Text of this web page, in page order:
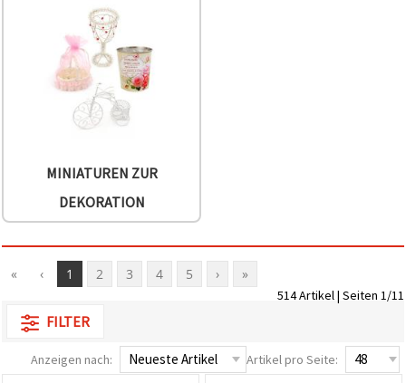
Impressum
Datenschutzerklärung
Alle
Cookie-
MINIATUREN ZUR
DEKORATION
« ‹ 1 2 3 4 5 › »
514 Artikel | Seiten 1/11
FILTER
Anzeigen nach: Artikel pro Seite: